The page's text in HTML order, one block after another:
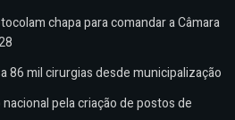
chapa para comandar a Câmara
86 mil cirurgias desde municipalização
pela criação de postos de